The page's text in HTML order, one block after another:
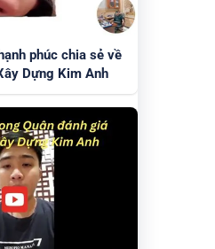
phúc chia sẻ về
Dựng Kim Anh